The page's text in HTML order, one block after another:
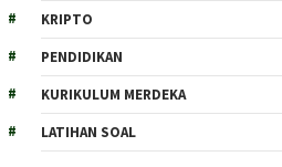
KRIPTO
PENDIDIKAN
KURIKULUM MERDEKA
LATIHAN SOAL